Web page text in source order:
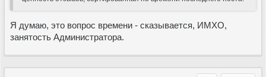
Я думаю, это вопрос времени - сказывается, ИМХО,
занятость Администратора.